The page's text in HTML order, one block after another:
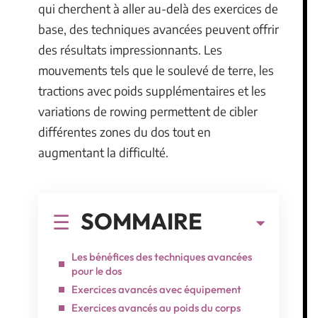
qui cherchent à aller au-delà des exercices de
base, des techniques avancées peuvent offrir
des résultats impressionnants. Les
mouvements tels que le soulevé de terre, les
tractions avec poids supplémentaires et les
variations de rowing permettent de cibler
différentes zones du dos tout en
augmentant la difficulté.
SOMMAIRE
Les bénéfices des techniques avancées
pour le dos
Exercices avancés avec équipement
Exercices avancés au poids du corps